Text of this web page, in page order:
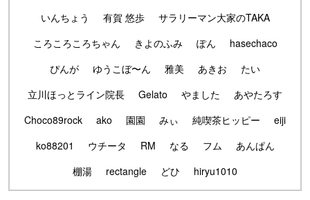
いんちょう
有賀 悠歩
サラリーマン大家のTAKA
ころころころちゃん
きよのふみ ぽん
hasechaco
ぴんが
ゆうこぼ〜ん 雅美 あきお
たい
立川ほっとライン院長
Gelato やました
あやたろす
Choco89rock
ako 園園 みぃ 純喫茶ヒッピー
eiji
ko88201
ウチータ RM なる フム
あんぱん
棚湯
rectangle どひ hiryu1010